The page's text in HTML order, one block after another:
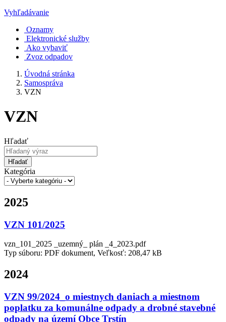
Vyhľadávanie
Oznamy
Elektronické služby
Ako vybaviť
Zvoz odpadov
Úvodná stránka
Samospráva
VZN
VZN
Hľadať
Hľadať
Kategória
2025
VZN 101/2025
vzn_101_2025 _uzemný_ plán _4_2023.pdf
Typ súboru: PDF dokument, Veľkosť: 208,47 kB
2024
VZN 99/2024_o miestnych daniach a miestnom
poplatku za komunálne odpady a drobné stavebné
odpady na území Obce Trstín